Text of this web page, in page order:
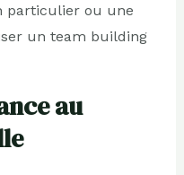
particulier ou une
un team building
au